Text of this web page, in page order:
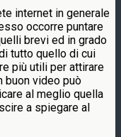
internet in generale
occorre puntare
brevi ed in grado
tutto quello di cui
più utili per attirare
buon video può
al meglio quella
a spiegare al